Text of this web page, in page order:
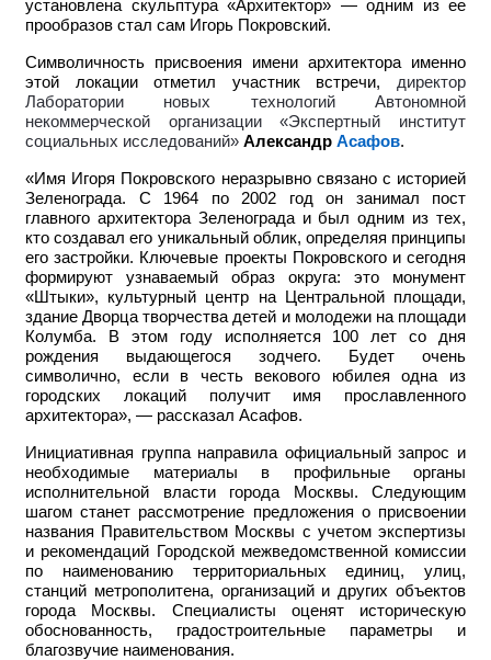
установлена скульптура «Архитектор» — одним из ее
прообразов стал сам Игорь Покровский.
Символичность присвоения имени архитектора именно
этой локации отметил участник встречи, директор
Лаборатории новых технологий Автономной
некоммерческой организации «Экспертный институт
социальных исследований» Александр Асафов.
«Имя Игоря Покровского неразрывно связано с историей
Зеленограда. С 1964 по 2002 год он занимал пост
главного архитектора Зеленограда и был одним из тех,
кто создавал его уникальный облик, определяя принципы
его застройки. Ключевые проекты Покровского и сегодня
формируют узнаваемый образ округа: это монумент
«Штыки», культурный центр на Центральной площади,
здание Дворца творчества детей и молодежи на площади
Колумба. В этом году исполняется 100 лет со дня
рождения выдающегося зодчего. Будет очень
символично, если в честь векового юбилея одна из
городских локаций получит имя прославленного
архитектора», — рассказал Асафов.
Инициативная группа направила официальный запрос и
необходимые материалы в профильные органы
исполнительной власти города Москвы. Следующим
шагом станет рассмотрение предложения о присвоении
названия Правительством Москвы с учетом экспертизы
и рекомендаций Городской межведомственной комиссии
по наименованию территориальных единиц, улиц,
станций метрополитена, организаций и других объектов
города Москвы. Специалисты оценят историческую
обоснованность, градостроительные параметры и
благозвучие наименования.